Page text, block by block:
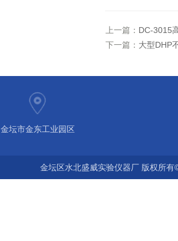
上一篇： DC-3015
下一篇： 大型DHP
金坛市金东工业园区
金坛区水北盛威实验仪器厂 版权所